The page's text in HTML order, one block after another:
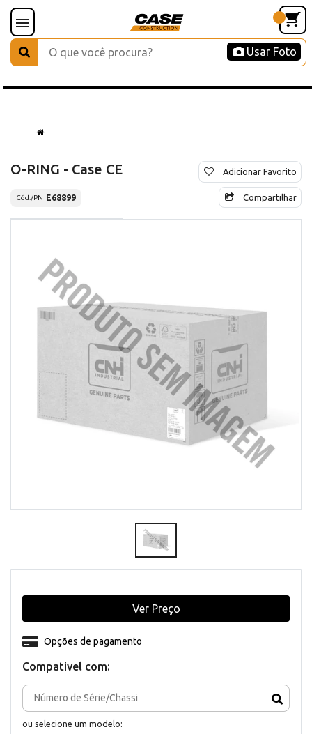
Usar Foto
O-RING - Case CE
Cód./PN E68899
Adicionar Favorito
Compartilhar
Compativel com:
ou selecione um modelo:
Opções de pagamento
Ver Preço